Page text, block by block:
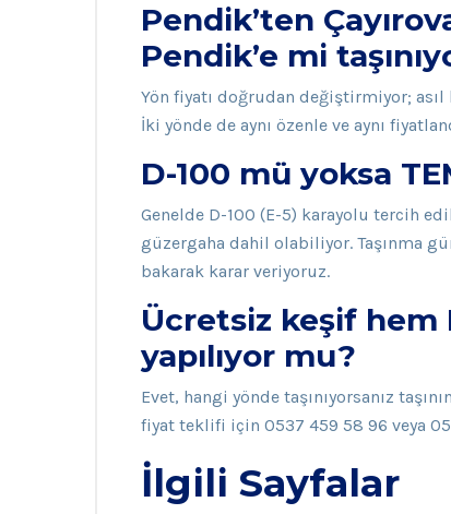
Pendik’ten
Pendik’e mi
Yön fiyatı doğrudan değiştirmiyor;
İki yönde de aynı özenle ve aynı
D-100 mü yoksa
Genelde D-100 (E-5) karayolu tercih
güzergaha dahil olabiliyor. Taşınma
bakarak karar veriyoruz.
Ücretsiz keşif hem
yapılıyor mu?
Evet, hangi yönde taşınıyorsanız
fiyat teklifi için 0537 459 58 96 veya
İlgili Sayfalar